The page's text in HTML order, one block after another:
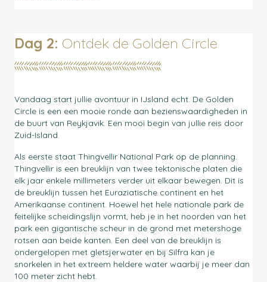
Dag 2: Ontdek de Golden Circle
Vandaag start jullie avontuur in IJsland echt. De Golden
Circle is een een mooie ronde aan bezienswaardigheden in
de buurt van Reykjavik. Een mooi begin van jullie reis door
Zuid-Island.
Als eerste staat Thingvellir National Park op de planning.
Thingvellir is een breuklijn van twee tektonische platen die
elk jaar enkele millimeters verder uit elkaar bewegen. Dit is
de breuklijn tussen het Euraziatische continent en het
Amerikaanse continent. Hoewel het hele nationale park de
feitelijke scheidingslijn vormt, heb je in het noorden van het
park een gigantische scheur in de grond met metershoge
rotsen aan beide kanten. Een deel van de breuklijn is
ondergelopen met gletsjerwater en bij Silfra kan je
snorkelen in het extreem heldere water waarbij je meer dan
100 meter zicht hebt.